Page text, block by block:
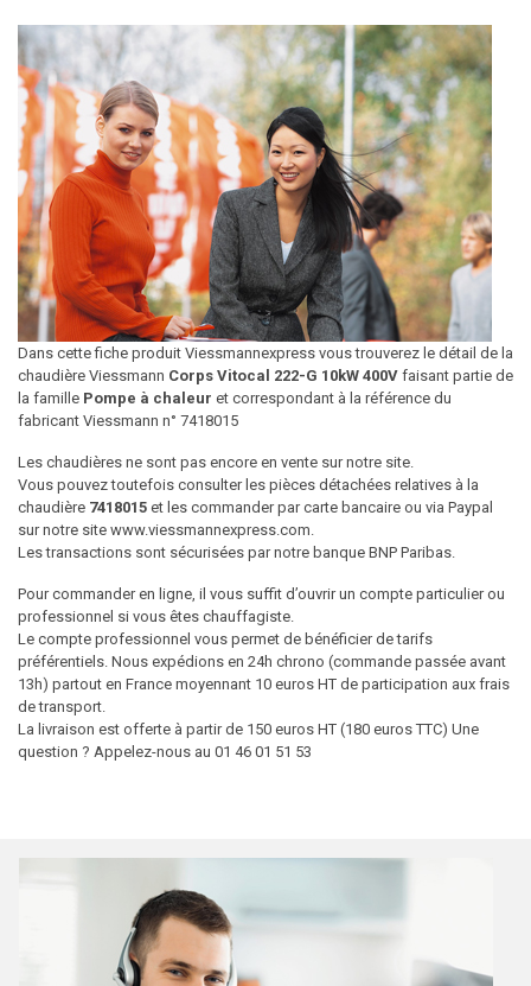
Dans cette fiche produit Viessmannexpress vous trouverez le détail de la
chaudière Viessmann Corps Vitocal 222-G 10kW 400V faisant partie de
la famille Pompe à chaleur et correspondant à la référence du
fabricant Viessmann n° 7418015
Les chaudières ne sont pas encore en vente sur notre site.
Vous pouvez toutefois consulter les pièces détachées relatives à la
chaudière 7418015 et les commander par carte bancaire ou via Paypal
sur notre site www.viessmannexpress.com.
Les transactions sont sécurisées par notre banque BNP Paribas.
Pour commander en ligne, il vous suffit d’ouvrir un compte particulier ou
professionnel si vous êtes chauffagiste.
Le compte professionnel vous permet de bénéficier de tarifs
préférentiels. Nous expédions en 24h chrono (commande passée avant
13h) partout en France moyennant 10 euros HT de participation aux frais
de transport.
La livraison est offerte à partir de 150 euros HT (180 euros TTC) Une
question ? Appelez-nous au 01 46 01 51 53